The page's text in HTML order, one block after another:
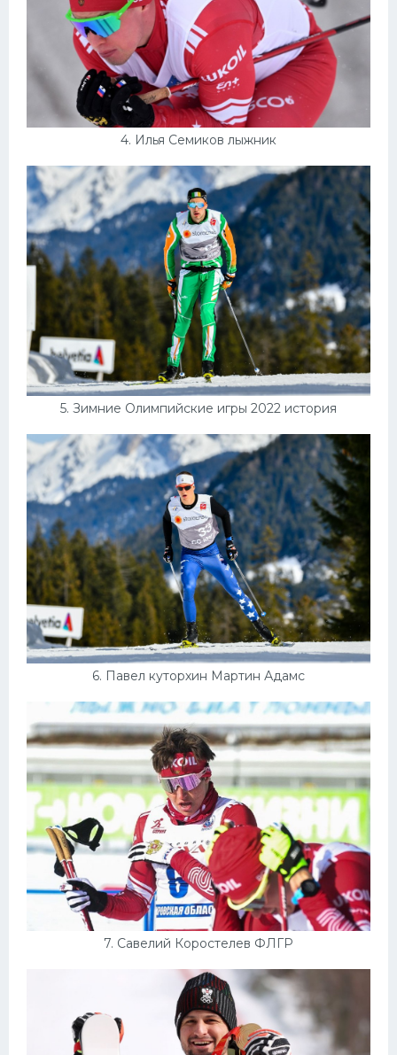
4. Илья Семиков лыжник
5. Зимние Олимпийские игры 2022 история
6. Павел куторхин Мартин Адамс
7. Савелий Коростелев ФЛГР